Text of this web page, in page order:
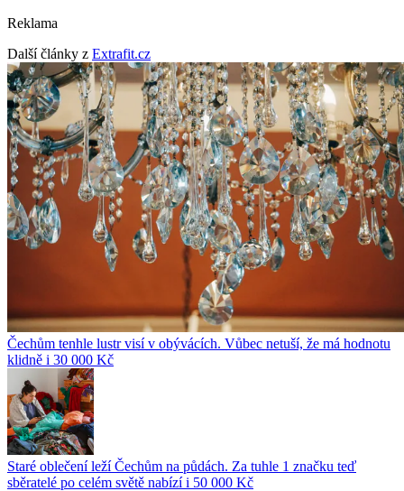
Reklama
Další články z Extrafit.cz
Čechům tenhle lustr visí v obývácích. Vůbec netuší, že má hodnotu
klidně i 30 000 Kč
Staré oblečení leží Čechům na půdách. Za tuhle 1 značku teď
sběratelé po celém světě nabízí i 50 000 Kč